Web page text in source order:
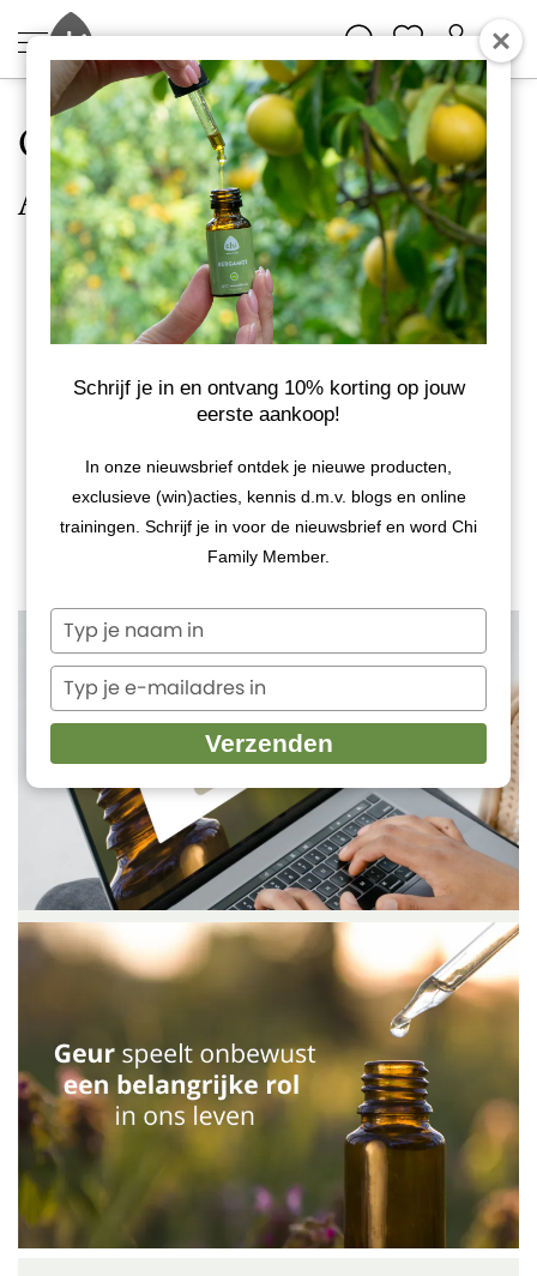
Online Cursus
Aromatherapie
VERDIEPING IN AROMATHERAPIE
Maak je eigen
Stap in de wereld van aromatherapie en meld je aan
oliën combineren tot producten die passen bij jou.
Volg nu een deel van module 1 gratis!
VOLG MODULE 1 GRATIS
Schrijf je in en ontvang 10% korting op jouw
eerste aankoop!
In onze nieuwsbrief ontdek je nieuwe producten,
exclusieve (win)acties, kennis d.m.v. blogs en online
trainingen. Schrijf je in voor de nieuwsbrief en word Chi
Family Member.
Typ
je
naam
Typ
je
e-
mailadres
Verzenden